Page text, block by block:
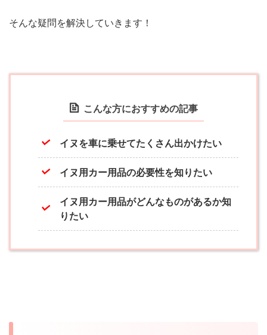
そんな疑問を解決していきます！
こんな方におすすめの記事
イヌを車に乗せてたくさん出かけたい
イヌ用カー用品の必要性を知りたい
イヌ用カー用品がどんなものがあるか知
りたい